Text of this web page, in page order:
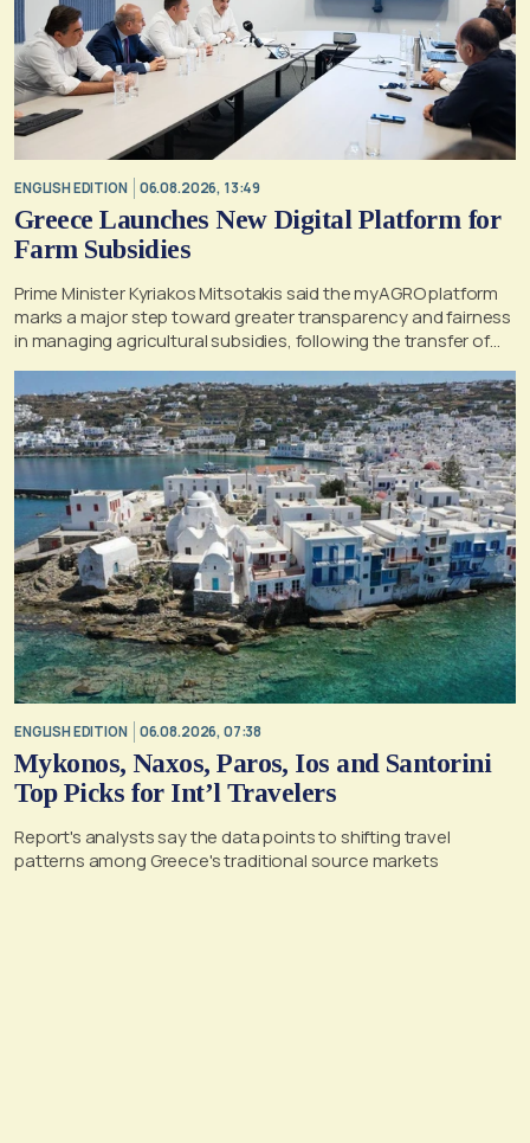
ENGLISH EDITION 06.08.2026, 13:49
Greece Launches New Digital Platform for
Farm Subsidies
Prime Minister Kyriakos Mitsotakis said the myAGRO platform
marks a major step toward greater transparency and fairness
in managing agricultural subsidies, following the transfer of
ENGLISH EDITION 06.08.2026, 07:38
Mykonos, Naxos, Paros, Ios and Santorini
Top Picks for Int’l Travelers
Report's analysts say the data points to shifting travel
patterns among Greece's traditional source markets